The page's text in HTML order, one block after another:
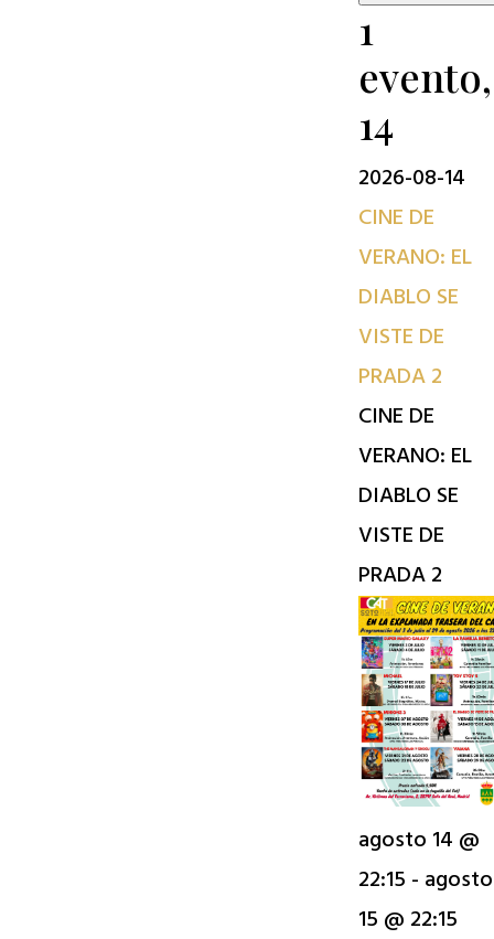
1
evento,
14
2026-08-14
CINE DE
VERANO: EL
DIABLO SE
VISTE DE
PRADA 2
CINE DE
VERANO: EL
DIABLO SE
VISTE DE
PRADA 2
agosto 14 @
22:15 - agosto
15 @ 22:15